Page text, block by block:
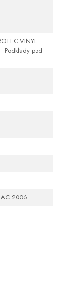
VINYL
Podkłady pod